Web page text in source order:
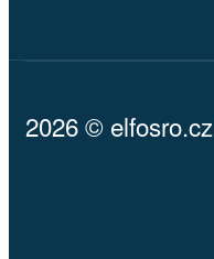
2026 ©